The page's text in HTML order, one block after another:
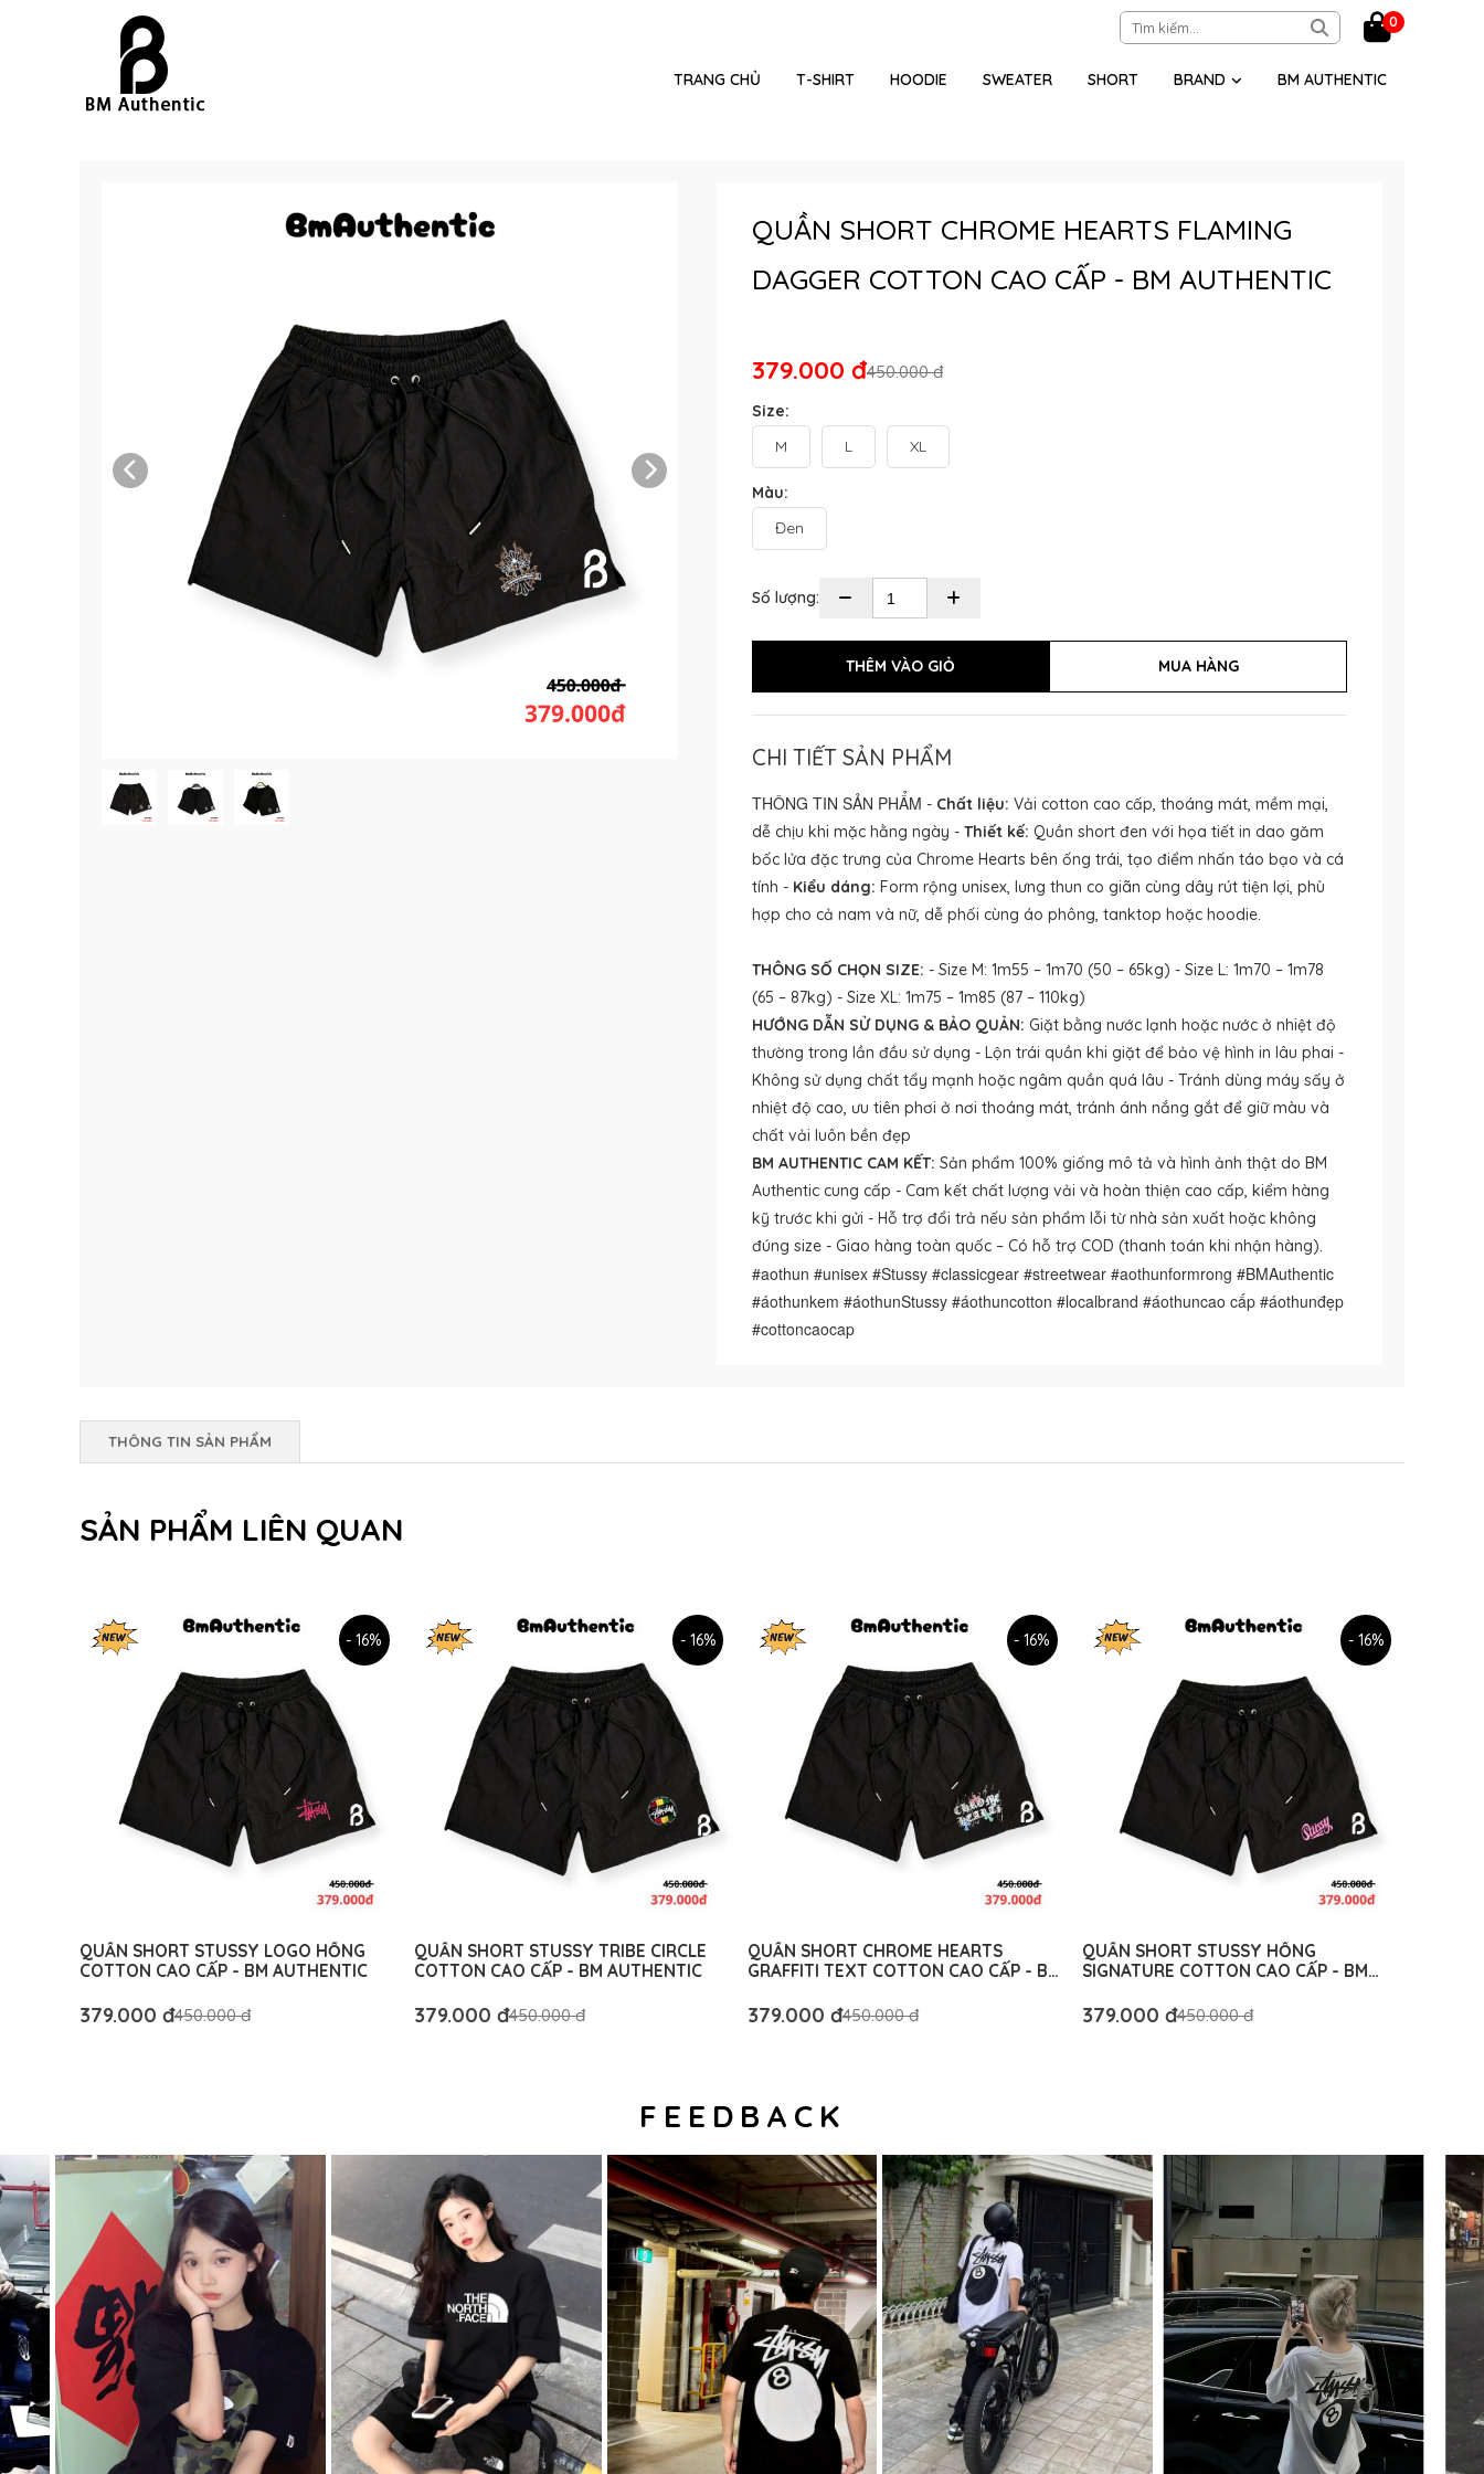
0
TRANG CHỦ T-SHIRT HOODIE SWEATER SHORT BRAND BM AUTHENTIC
QUẦN SHORT CHROME HEARTS FLAMING
DAGGER COTTON CAO CẤP - BM AUTHENTIC
450.000 đ
379.000 đ
Size:
M
L XL
Màu:
Đen
Số lượng:
CHI TIẾT SẢN PHẨM
THÔNG TIN SẢN PHẨM - Chất liệu: Vải cotton cao cấp, thoáng mát, mềm mại,
dễ chịu khi mặc hằng ngày - Thiết kế: Quần short đen với họa tiết in dao găm
bốc lửa đặc trưng của Chrome Hearts bên ống trái, tạo điểm nhấn táo bạo và cá
tính - Kiểu dáng: Form rộng unisex, lưng thun co giãn cùng dây rút tiện lợi, phù
hợp cho cả nam và nữ, dễ phối cùng áo phông, tanktop hoặc hoodie.
THÔNG SỐ CHỌN SIZE: - Size M: 1m55 – 1m70 (50 – 65kg) - Size L: 1m70 – 1m78
(65 – 87kg) - Size XL: 1m75 – 1m85 (87 – 110kg)
HƯỚNG DẪN SỬ DỤNG & BẢO QUẢN: Giặt bằng nước lạnh hoặc nước ở nhiệt độ
thường trong lần đầu sử dụng - Lộn trái quần khi giặt để bảo vệ hình in lâu phai -
Không sử dụng chất tẩy mạnh hoặc ngâm quần quá lâu - Tránh dùng máy sấy ở
nhiệt độ cao, ưu tiên phơi ở nơi thoáng mát, tránh ánh nắng gắt để giữ màu và
chất vải luôn bền đẹp
BM AUTHENTIC CAM KẾT: Sản phẩm 100% giống mô tả và hình ảnh thật do BM
Authentic cung cấp - Cam kết chất lượng vải và hoàn thiện cao cấp, kiểm hàng
kỹ trước khi gửi - Hỗ trợ đổi trả nếu sản phẩm lỗi từ nhà sản xuất hoặc không
đúng size - Giao hàng toàn quốc – Có hỗ trợ COD (thanh toán khi nhận hàng).
#aothun #unisex #Stussy #classicgear #streetwear #aothunformrong #BMAuthentic
#áothunkem #áothunStussy #áothuncotton #localbrand #áothuncao cấp #áothunđẹp
#cottoncaocap
THÔNG TIN SẢN PHẨM
SẢN PHẨM LIÊN QUAN
- 16%
QUẦN SHORT STUSSY LOGO HỒNG
COTTON CAO CẤP - BM AUTHENTIC
379.000 đ450.000 đ
- 16%
QUẦN SHORT STUSSY TRIBE CIRCLE
COTTON CAO CẤP - BM AUTHENTIC
379.000 đ450.000 đ
- 16%
QUẦN SHORT CHROME HEARTS
GRAFFITI TEXT COTTON CAO CẤP - BM
379.000 đ450.000 đ
- 16%
QUẦN SHORT STUSSY HỒNG
SIGNATURE COTTON CAO CẤP - BM
379.000 đ450.000 đ
FEEDBACK